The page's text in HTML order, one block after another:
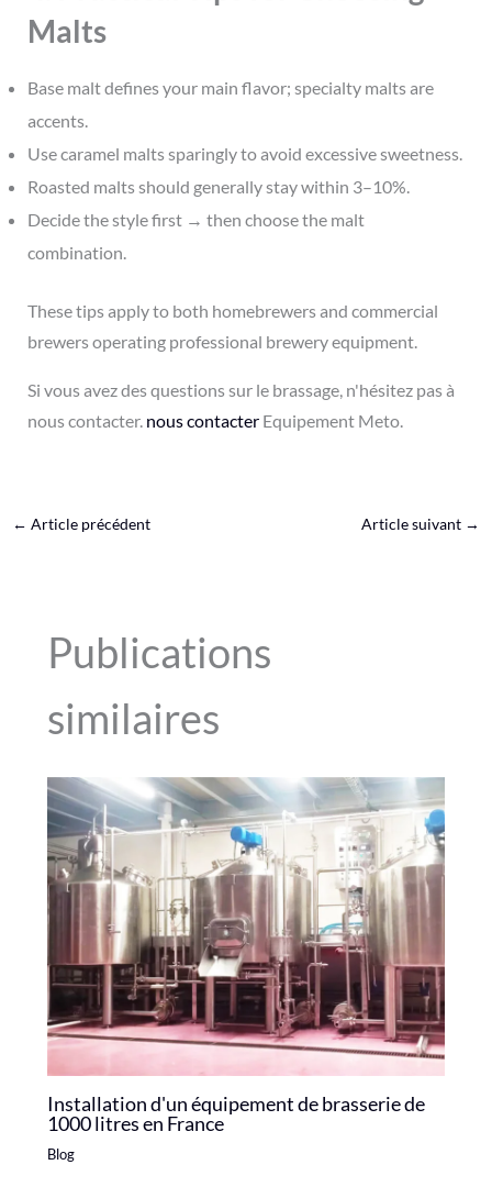
Malts
Base malt defines your main flavor; specialty malts are
accents.
Use caramel malts sparingly to avoid excessive sweetness.
Roasted malts should generally stay within 3–10%.
Decide the style first → then choose the malt
combination.
These tips apply to both homebrewers and commercial
brewers operating professional brewery equipment.
Si vous avez des questions sur le brassage, n'hésitez pas à
nous contacter.nous contacterEquipement Meto.
← Article précédent Article suivant →
Publications
similaires
Installation d'un équipement de brasserie de
1000 litres en France
Blog